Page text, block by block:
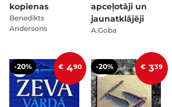
kopienas
Benedikts
Andersons
apceļotāji un
jaunatklājēji
A.Goba
-20% € 490 -20% € 339